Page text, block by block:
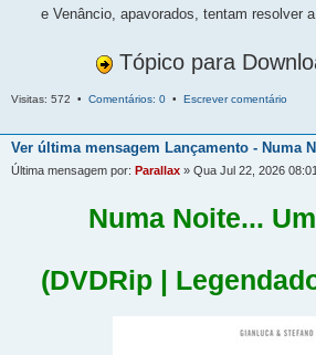
e Venâncio, apavorados, tentam resolver
Tópico para
Visitas: 572 • Comentários: 0 • Escrever comentário
Ver última mensagem Lançamento - Numa
Última mensagem por: Parallax » Qua Jul 22, 2026 08:01
Numa Noite...
(DVDRip |